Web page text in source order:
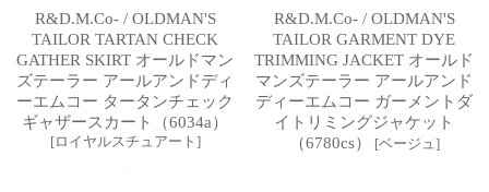
R&D.M.Co- / OLDMAN'S
TAILOR TARTAN CHECK
GATHER SKIRT オールドマン
ズテーラー アールアンドディ
ーエムコー タータンチェック
ギャザースカート（6034a）
[ロイヤルスチュアート ]
R&D.M.Co- / OLDMAN'S
TAILOR GARMENT DYE
TRIMMING JACKET オールド
マンズテーラー アールアンド
ディーエムコー ガーメントダ
イトリミングジャケット
（6780cs）
[ベージュ ]